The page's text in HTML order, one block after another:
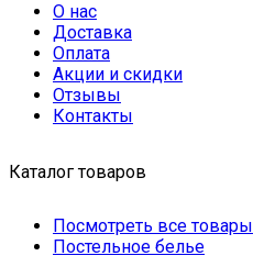
О нас
Доставка
Оплата
Акции и скидки
Отзывы
Контакты
Каталог товаров
Посмотреть все товары
Постельное белье